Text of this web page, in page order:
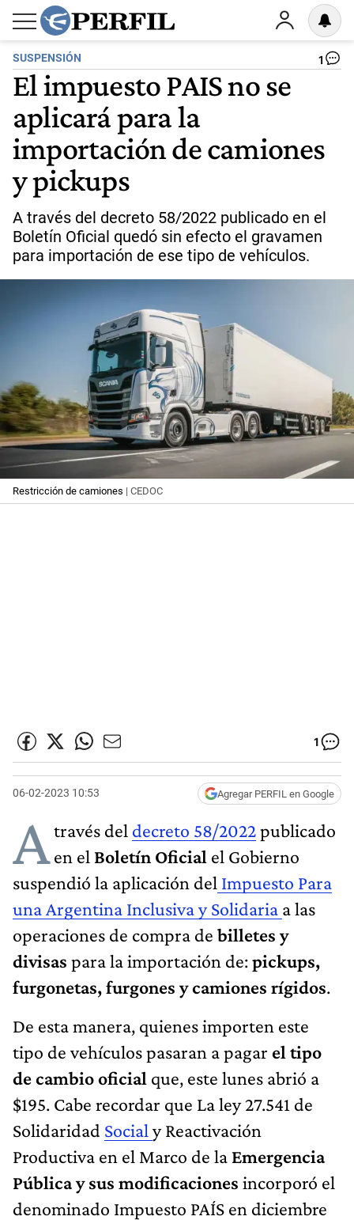
SUSPENSIÓN 1
El impuesto PAIS no se
aplicará para la
importación de camiones
y pickups
A través del decreto 58/2022 publicado en el
Boletín Oficial quedó sin efecto el gravamen
para importación de ese tipo de vehículos.
Restricción de camiones | CEDOC
1
06-02-2023 10:53 Agregar PERFIL en Google
Através del decreto 58/2022publicado
en el Boletín Oficial el Gobierno
suspendió la aplicación del Impuesto Para
una Argentina Inclusiva y Solidaria a las
operaciones de compra de billetes y
divisas para la importación de:pickups,
furgonetas, furgones y camiones rígidos.
De esta manera, quienes importen este
tipo de vehículos pasaran a pagar el tipo
de cambio oficial que, este lunes abrió a
$195. Cabe recordar que La ley 27.541 de
Solidaridad Social y Reactivación
Productiva en el Marco de la Emergencia
Pública y sus modificaciones incorporó el
denominado Impuesto PAÍS en diciembre